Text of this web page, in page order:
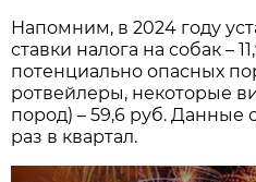
Напомним, в 2024 году
ставки налога на собак –
потенциально опасных
ротвейлеры, некоторые
пород) – 59,6 руб. Данные
раз в квартал.